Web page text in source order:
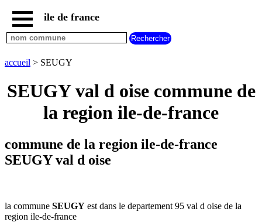
accueil
paris
communes
communes
hauts
seine
et
marne
saint
denis
ile de france
accueil > SEUGY
SEUGY val d oise commune de
la region ile-de-france
commune de la region ile-de-france
SEUGY val d oise
la commune SEUGY est dans le departement 95 val d oise de la
region ile-de-france